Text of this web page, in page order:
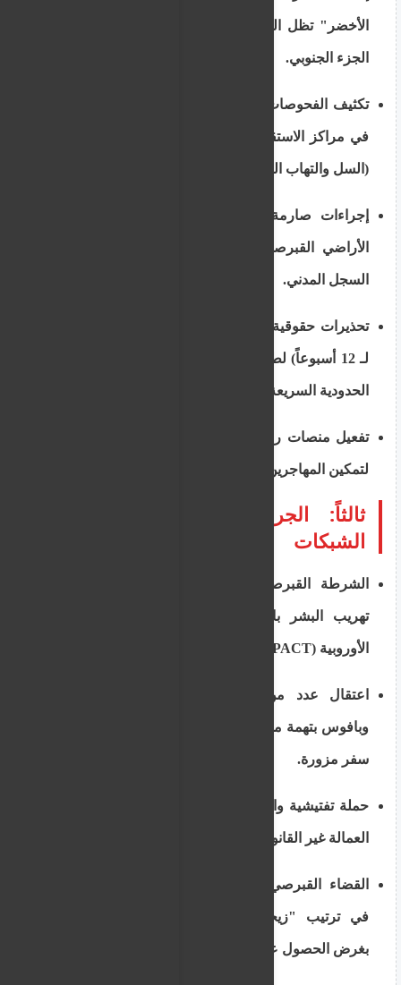
الأخضر" تظل المسار الأكبر لتدفق المهاجرين إلى
الجزء الجنوبي.
تكثيف الفحوصات الطبية الإلزامية للمهاجرين الجدد
في مراكز الاستقبال للكشف عن الأمراض السارية
(السل والتهاب الكبد).
إجراءات صارمة لمنع طالبي اللجوء من مغادرة
الأراضي القبرصية دون موافقة رسمية من مدير
السجل المدني.
تحذيرات حقوقية من فترات الاحتجاز الطويلة (تصل
لـ 12 أسبوعاً) لطالبي اللجوء المشمولين بالإجراءات
الحدودية السريعة.
تفعيل منصات رقمية جديدة داخل مراكز الاستقبال
لتمكين المهاجرين من إدخال بياناتهم الشخصية ذاتياً.
ثالثاً: الجرائم، التزوير، ومكافحة
الشبكات
الشرطة القبرصية تكثف حملاتها لضبط شبكات
تهريب البشر بالتعاون مع وكالات إنفاذ القانون
الأوروبية (EMPACT).
اعتقال عدد من المهاجرين في مطاري لارنكا
وبافوس بتهمة محاولة مغادرة البلاد باستخدام وثائق
سفر مزورة.
حملة تفتيشية واسعة في نيقوسيا وليماسول لضبط
العمالة غير القانونية وتغريم أصحاب العمل.
القضاء القبرصي يشدد العقوبات على المتورطين
في ترتيب "زيجات المصلحة" (الزواج الصوري)
بغرض الحصول على الإقامة.